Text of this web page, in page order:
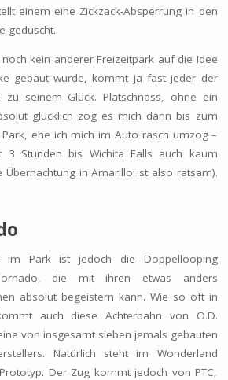
einem eine Zickzack-Absperrung in den
geduscht.
kein anderer Freizeitpark auf die Idee
gebaut wurde, kommt ja fast jeder der
zu seinem Glück. Platschnass, ohne ein
glücklich zog es mich dann bis zum
ehe ich mich im Auto rasch umzog –
3 Stunden bis Wichita Falls auch kaum
Übernachtung in Amarillo ist also ratsam).
im Park ist jedoch die Doppellooping
die mit ihren etwas anders
absolut begeistern kann. Wie so oft in
auch diese Achterbahn von O.D.
von insgesamt sieben jemals gebauten
Natürlich steht im Wonderland
Der Zug kommt jedoch von PTC,